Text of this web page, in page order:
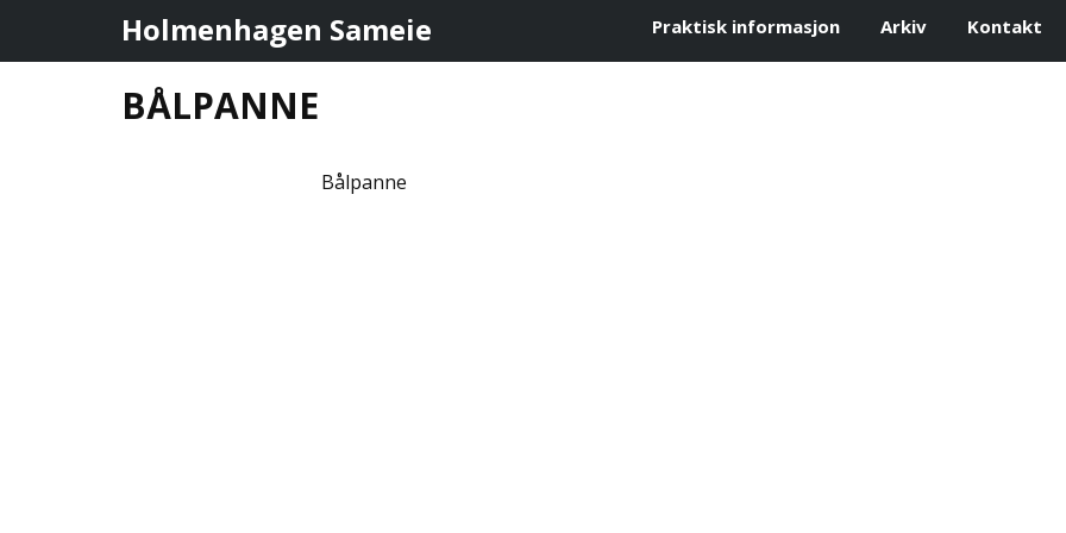
Holmenhagen Sameie Praktisk informasjon Arkiv Kontakt
BÅLPANNE
Bålpanne